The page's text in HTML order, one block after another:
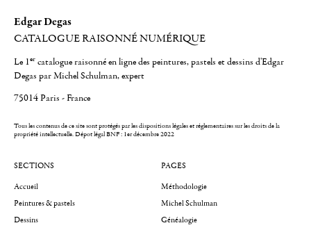
Edgar Degas
CATALOGUE RAISONNÉ NUMÉRIQUE
Le 1er catalogue raisonné en ligne des peintures, pastels et dessins d'Edgar
Degas par Michel Schulman, expert
75014 Paris - France
Tous les contenus de ce site sont protégés par les dispositions légales et réglementaires sur les droits de la
propriété intellectuelle.Dépot légal BNF : 1er décembre 2022
SECTIONS
Accueil
Peintures & pastels
Dessins
PAGES
Méthodologie
Michel Schulman
Généalogie